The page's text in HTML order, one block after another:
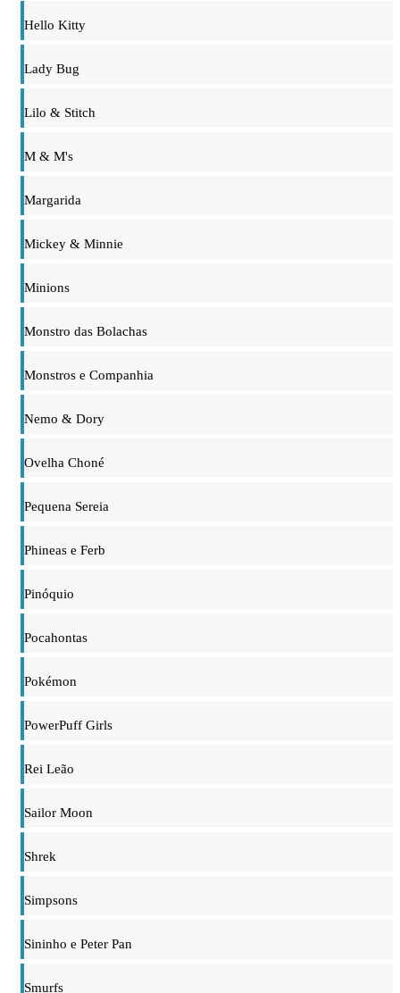
Hello Kitty
Lady Bug
Lilo & Stitch
M & M's
Margarida
Mickey & Minnie
Minions
Monstro das Bolachas
Monstros e Companhia
Nemo & Dory
Ovelha Choné
Pequena Sereia
Phineas e Ferb
Pinóquio
Pocahontas
Pokémon
PowerPuff Girls
Rei Leão
Sailor Moon
Shrek
Simpsons
Sininho e Peter Pan
Smurfs